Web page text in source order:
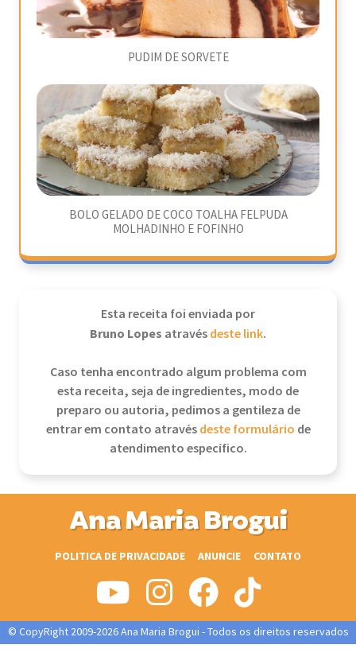
PUDIM DE SORVETE
BOLO GELADO DE COCO TOALHA FELPUDA
MOLHADINHO E FOFINHO
Esta receita foi enviada por
Bruno Lopes atravésdeste link.
Caso tenha encontrado algum problema com
esta receita, seja de ingredientes, modo de
preparo ou autoria, pedimos a gentileza de
entrar em contato atravésdeste formulário de
atendimento específico.
Ana Maria Brogui
POLITICA DE PRIVACIDADE ANUNCIE CONTATO
© CopyRight 2009-2026 Ana Maria Brogui - Todos os direitos reservados